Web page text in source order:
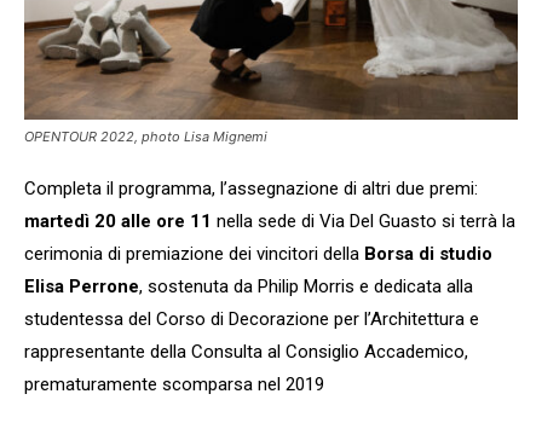
OPENTOUR 2022, photo Lisa Mignemi
Completa il programma, l’assegnazione di altri due premi:
martedì 20 alle ore 11 nella sede di Via Del Guasto si terrà la
cerimonia di premiazione dei vincitori della Borsa di studio
Elisa Perrone, sostenuta da Philip Morris e dedicata alla
studentessa del Corso di Decorazione per l’Architettura e
rappresentante della Consulta al Consiglio Accademico,
prematuramente scomparsa nel 2019
Iscriviti alla nostra